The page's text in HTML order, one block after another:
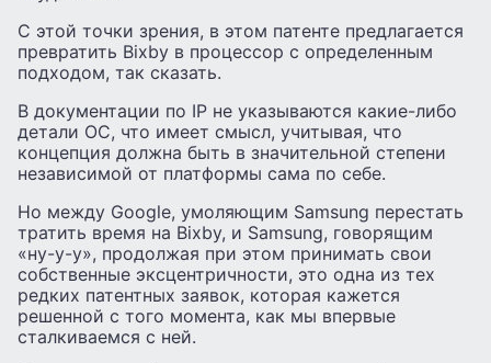
С этой точки зрения, в этом патенте предлагается
превратить Bixby в процессор с определенным
подходом, так сказать.
В документации по IP не указываются какие-либо
детали ОС, что имеет смысл, учитывая, что
концепция должна быть в значительной степени
независимой от платформы сама по себе.
Но между Google, умоляющим Samsung перестать
тратить время на Bixby, и Samsung, говорящим
«ну-у-у», продолжая при этом принимать свои
собственные эксцентричности, это одна из тех
редких патентных заявок, которая кажется
решенной с того момента, как мы впервые
сталкиваемся с ней.